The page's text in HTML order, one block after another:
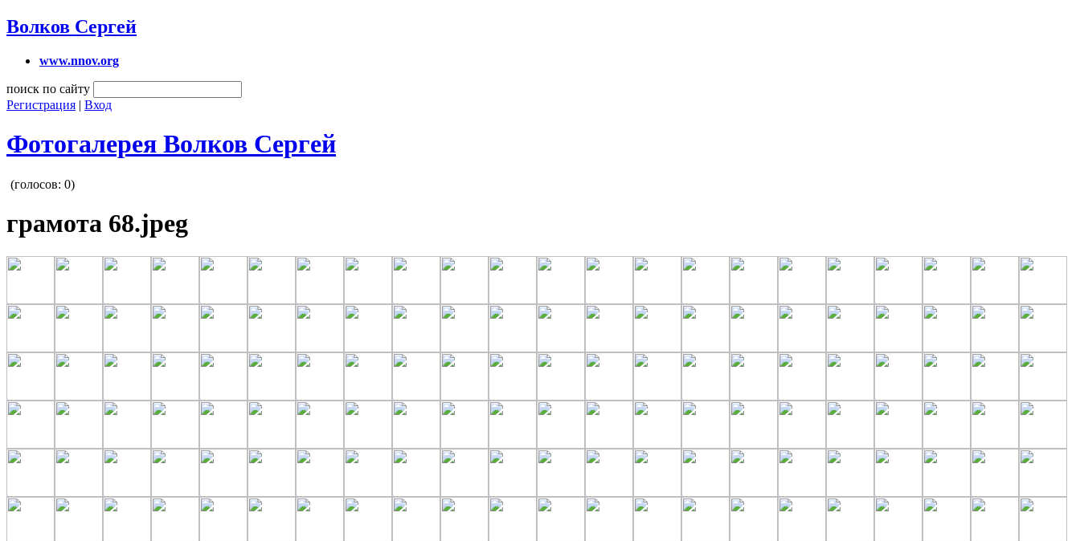
Волков Сергей
www.nnov.org
поиск по сайту
Регистрация | Вход
Фотогалерея Волков Сергей
(голосов: 0)
грамота 68.jpeg